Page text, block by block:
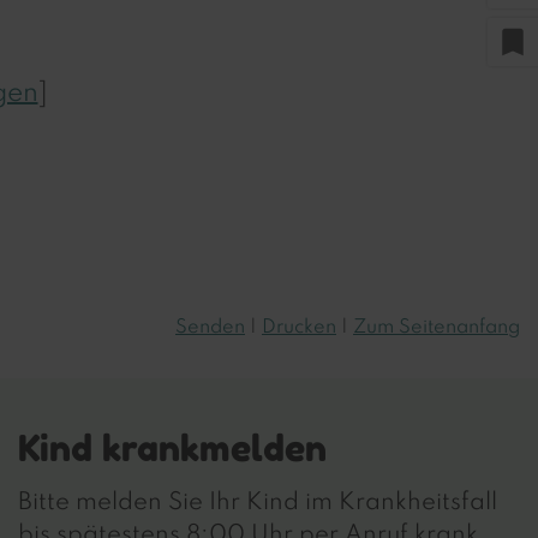
Senden Drucken Zum Seitenanfang
bookmark
Kind krankmelden
Bitte melden Sie Ihr Kind im Krankheitsfall